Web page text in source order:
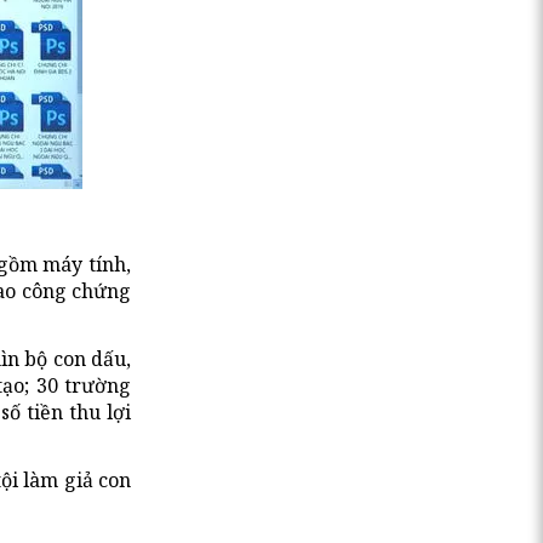
máy tính,
công chứng
bộ con dấu,
30 trường
tiền thu lợi
làm giả con